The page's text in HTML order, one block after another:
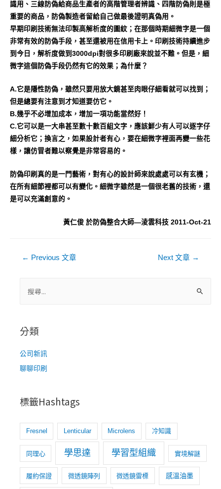
識用、三線防偽給商品生產者的高階管理者辨識、四階防偽則是極
重要的商品，防偽製造者留給自己做最後證明真偽用。
早期印刷技術無法印製高解析度的圖紋；在那個時期細微字是一個
非常有效的防偽手段，甚至還被用在信用卡上。印刷技術持續進步
到今日，解析度做到3000dpi對很多印刷廠來說並不難。但是，細
微字這個防偽手段仍然有它的效果；為什麼？
A.它是隱性防偽，雖然只要用放大鏡甚至肉眼仔細看就可以找到；
但是總要有注意到才知道要仿它。
B.幾乎不必增加成本，增加一項功能當然好！
C.它可以是一大串甚至數十數百組文字，應該鮮少有人可以逐字仔
細分析它；換言之，如果設計者有心，要在細微字裡面再變一些花
樣，讓仿冒者難以察覺是非常容易的。
防偽印刷真的是一門藝術，對有心的設計師來說處處可以有玄機；
在所有細節裡都可以有變化。細微字雖然是一個很老舊的技術，還
是可以充滿創意的。
黃仁俊 於防偽整合大師—淩雲科技 2011-Oct-21
← Previous 文章 Next 文章 →
字
:
分類
公司新訊
聊聊印刷
標籤Hashtags
Fresnel Lenticular Microlens 冷知識
同理心 學思達 學習型組織 實境解謎
履約保證 微透鏡陣列 微透鏡雷標 感溫油墨